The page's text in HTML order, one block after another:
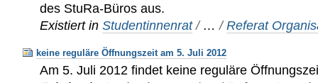
des StuRa-Büros aus.
Existiert in Studentinnenrat / …/Referat
keine reguläre Öffnungszeit am 5. Juli 2012
Am 5. Juli 2012 findet keine reguläre